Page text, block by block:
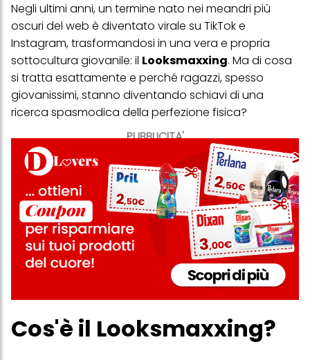
PUBBLICITA'
Negli ultimi anni, un termine nato nei meandri più
oscuri del web è diventato virale su TikTok e
Instagram, trasformandosi in una vera e propria
sottocultura giovanile: il Looksmaxxing. Ma di cosa
si tratta esattamente e perché ragazzi, spesso
giovanissimi, stanno diventando schiavi di una
ricerca spasmodica della perfezione fisica?
Cos'è il Looksmaxxing?